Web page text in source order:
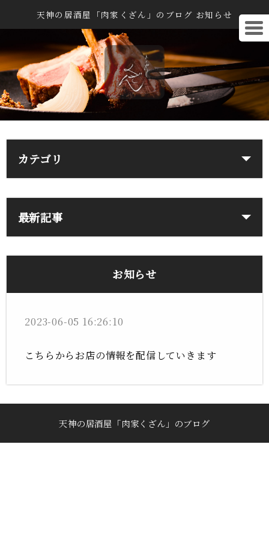
天神の居酒屋「肉家くざん」のブログ お知らせ
カテゴリ
最新記事
お知らせ
2023-06-05 16:26:10
こちらからお店の情報を配信していきます
天神の居酒屋「肉家くざん」のブログ